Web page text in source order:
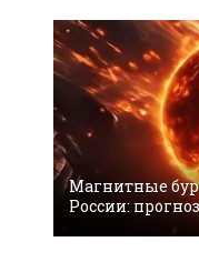
Магнитные
России: прогноз